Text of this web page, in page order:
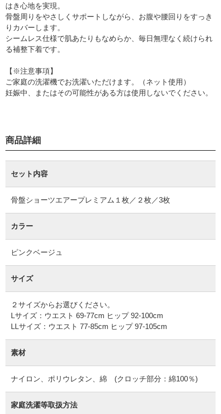
はき心地を実現。
骨盤周りをやさしくサポートしながら、お腹や腰回りをすっき
りカバーします。
シームレス仕様で肌あたりもなめらか、毎日無理なく続けられ
る補整下着です。
【※注意事項】
ご家庭の洗濯機でお洗濯いただけます。（ネット使用）
妊娠中、またはその可能性がある方は使用しないでください。
商品詳細
セット内容
骨盤ショーツエアープレミアム１枚／２枚／3枚
カラー
ピンクベージュ
サイズ
２サイズからお選びください。
Lサイズ：ウエスト 69-77cm ヒップ 92-100cm
LLサイズ：ウエスト 77-85cm ヒップ 97-105cm
素材
ナイロン、ポリウレタン、綿 (クロッチ部分：綿100％)
家庭洗濯等取扱方法